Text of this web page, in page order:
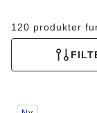
120 produkter
Interaktion